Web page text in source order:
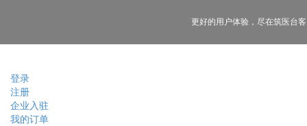
登录
注册
企业入驻
我的订单
更好的用户体验， 尽在筑医台